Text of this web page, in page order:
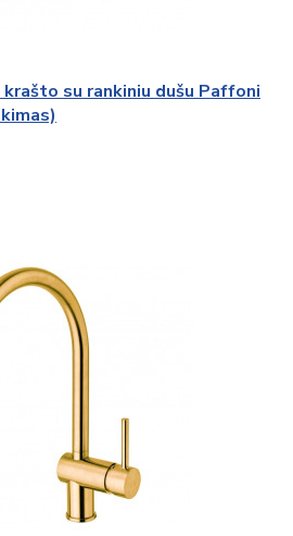
su rankiniu dušu Paffoni